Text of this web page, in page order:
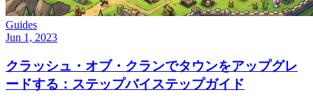
Guides
Jun 1, 2023
クラッシュ・オブ・クランでタウンをアップグレ
ードする：ステップバイステップガイド